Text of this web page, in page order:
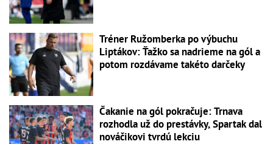
Tréner Ružomberka po výbuchu
Liptákov: Ťažko sa nadrieme na gól a
potom rozdávame takéto darčeky
Čakanie na gól pokračuje: Trnava
rozhodla už do prestávky, Spartak dal
nováčikovi tvrdú lekciu